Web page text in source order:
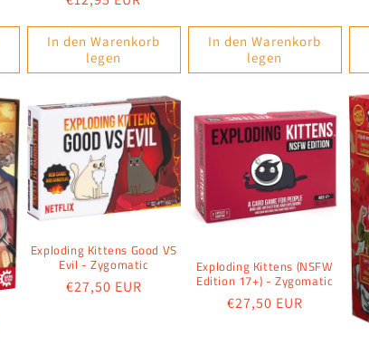
Preis
In den Warenkorb
legen
In den Warenkorb
legen
Exploding Kittens Good VS
Evil - Zygomatic
Normaler
€27,50 EUR
Exploding Kittens (NSFW
Edition 17+) - Zygomatic
Normaler
€27,50 EUR